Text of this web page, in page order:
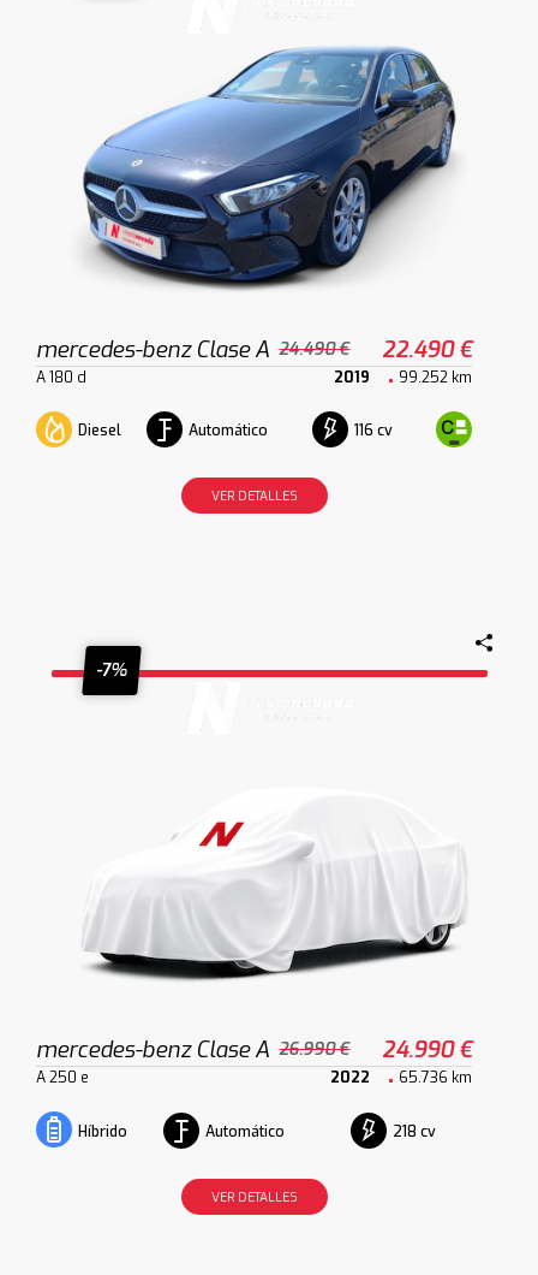
mercedes-benz Clase A 24.490 € 22.490 €
A 180 d 2019 99.252 km
Diesel Automático 116 cv
VER DETALLES
-7%
mercedes-benz Clase A 26.990 € 24.990 €
A 250 e 2022 65.736 km
Híbrido Automático 218 cv
VER DETALLES